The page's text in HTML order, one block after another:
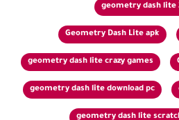
geometry dash lite
Geometry Dash Lite apk
geometry dash lite crazy games
geometry dash lite download pc
geometry dash lite